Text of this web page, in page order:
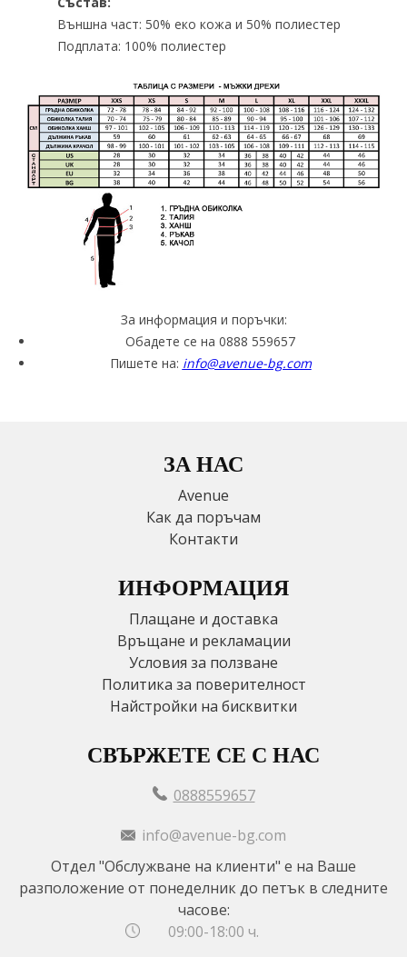
Външна част: 50% еко кожа и 50% полиестер
Подплата: 100% полиестер
За информация и поръчки:
Обадете се на 0888 559657
Пишете на: info@avenue-bg.com
ЗА НАС
Avenue
Как да поръчам
Контакти
ИНФОРМАЦИЯ
Плащане и доставка
Връщане и рекламации
Условия за ползване
Политика за поверителност
Найстройки на бисквитки
СВЪРЖЕТЕ СЕ С НАС
0888559657
info@avenue-bg.com
Отдел "Обслужване на клиенти" е на Ваше
разположение от понеделник до петък в следните
часове:
09:00-18:00 ч.